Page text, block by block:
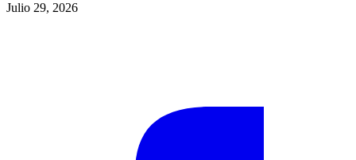
Julio 29, 2026